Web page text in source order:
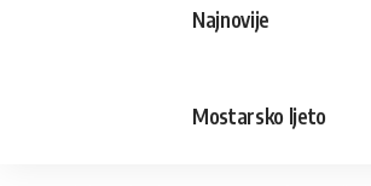
Najnovije
Mostarsko ljeto